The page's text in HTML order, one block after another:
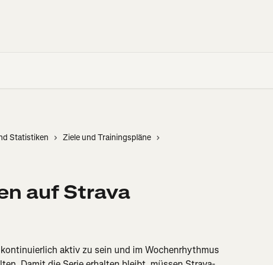
Statistiken
Ziele und Trainingspläne
auf Strava
aktiv zu sein und im Wochenrhythmus